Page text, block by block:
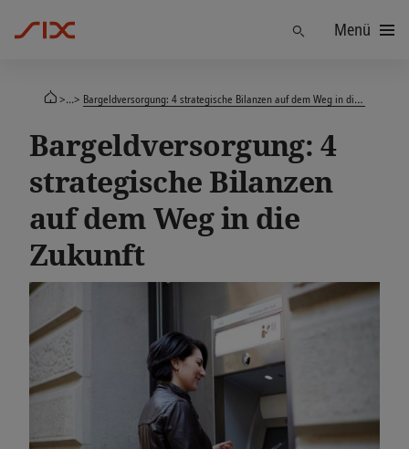
FindenMenü
>...> Bargeldversorgung: 4 strategische Bilanzen auf dem Weg in die Zukunft
Bargeldversorgung: 4
strategische Bilanzen
auf dem Weg in die
Zukunft